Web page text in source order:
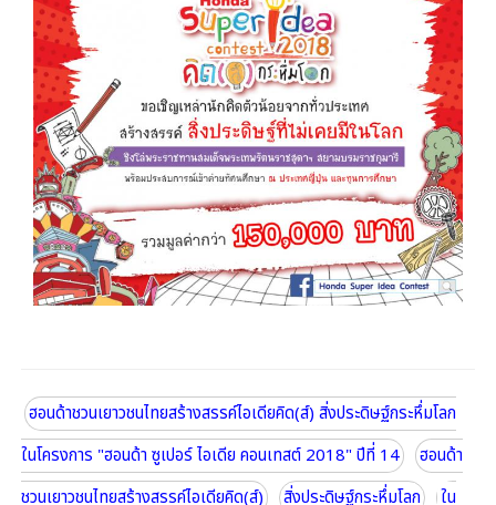
ฮอนด้าชวนเยาวชนไทยสร้างสรรค์ไอเดียคิด(ส์) สิ่งประดิษฐ์กระหึ่มโลก
ในโครงการ "ฮอนด้า ซูเปอร์ ไอเดีย คอนเทสต์ 2018" ปีที่ 14
ฮอนด้า
ชวนเยาวชนไทยสร้างสรรค์ไอเดียคิด(ส์)
สิ่งประดิษฐ์กระหึ่มโลก ใน